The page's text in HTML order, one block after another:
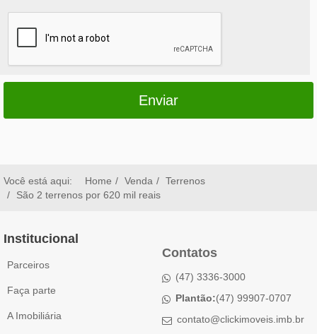
Enviar
Você está aqui: Home Venda
Terrenos
São 2 terrenos por 620 mil reais
Institucional
Parceiros
Faça parte
A Imobiliária
Contatos
(47) 3336-3000
Plantão:(47) 99907-0707
contato@clickimoveis.imb.br